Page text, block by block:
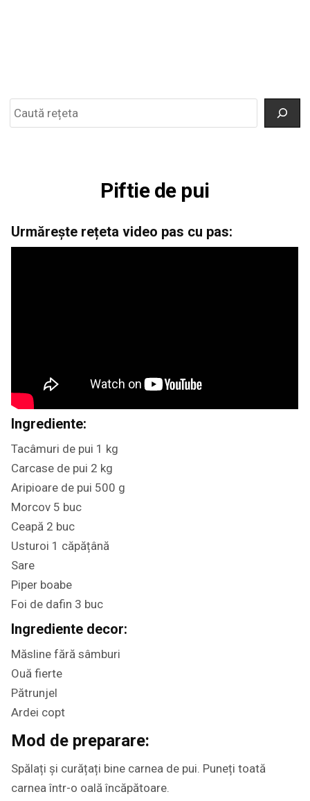
Piftie de pui
Urmărește rețeta video pas cu pas:
Ingrediente:
Tacâmuri de pui 1 kg
Carcase de pui 2 kg
Aripioare de pui 500 g
Morcov 5 buc
Ceapă 2 buc
Usturoi 1 căpățână
Sare
Piper boabe
Foi de dafin 3 buc
Ingrediente decor:
Măsline fără sâmburi
Ouă fierte
Pătrunjel
Ardei copt
Mod de preparare:
Spălați și curățați bine carnea de pui. Puneți toată
carnea într-o oală încăpătoare.